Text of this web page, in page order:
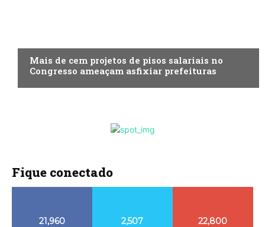
Mais de cem projetos de pisos salariais no
Congresso ameaçam asfixiar prefeituras
Fique conectado
21,960 2,507 22,800